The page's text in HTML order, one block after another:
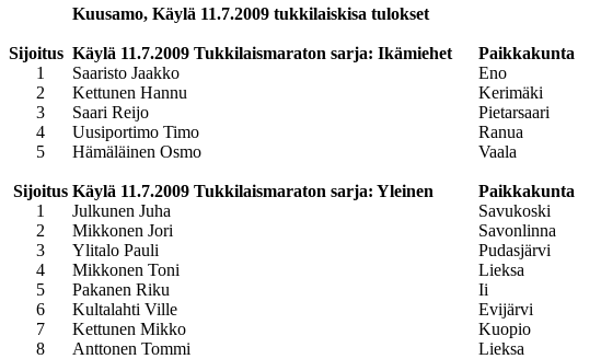
Kuusamo, Käylä 11.7.2009 tukkilaiskisa tulokset
Sijoitus Käylä 11.7.2009 Tukkilaismaraton sarja: Ikämiehet Paikkakunta
1
Saaristo Jaakko Eno
2
Kettunen Hannu Kerimäki
3
Saari Reijo Pietarsaari
4
Uusiportimo Timo Ranua
5
Hämäläinen Osmo Vaala
Sijoitus Käylä 11.7.2009 Tukkilaismaraton sarja: Yleinen Paikkakunta
1
Julkunen Juha Savukoski
2
Mikkonen Jori Savonlinna
3
Ylitalo Pauli Pudasjärvi
4
Mikkonen Toni Lieksa
5
Pakanen Riku Ii
6
Kultalahti Ville Evijärvi
7
Kettunen Mikko Kuopio
8
Anttonen Tommi Lieksa